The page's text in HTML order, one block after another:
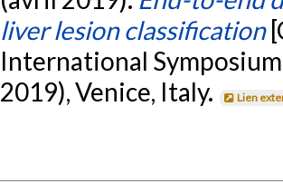
liver lesion classification
International
2019), Venice, Italy.
Lien